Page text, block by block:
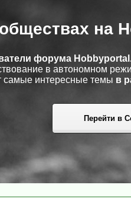
на
форума
в автономном
самые интересные темы в
Перейти в